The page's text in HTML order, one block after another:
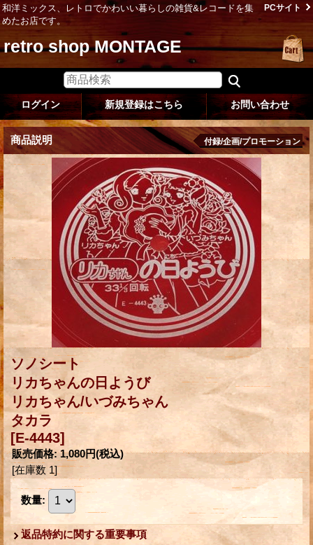
和洋ミックス、レトロでかわいい暮らしの雑貨&レコードを集
めたお店です。
PCサイト
retro shop MONTAGE
ログイン 新規登録はこちら お問い合わせ
商品説明 付録/企画/プロモーション
ソノシート
リカちゃんの日ようび
リカちゃん/いづみちゃん
タカラ
[E-4443]
販売価格: 1,080円(税込)
[在庫数 1]
数量:
返品特約に関する重要事項